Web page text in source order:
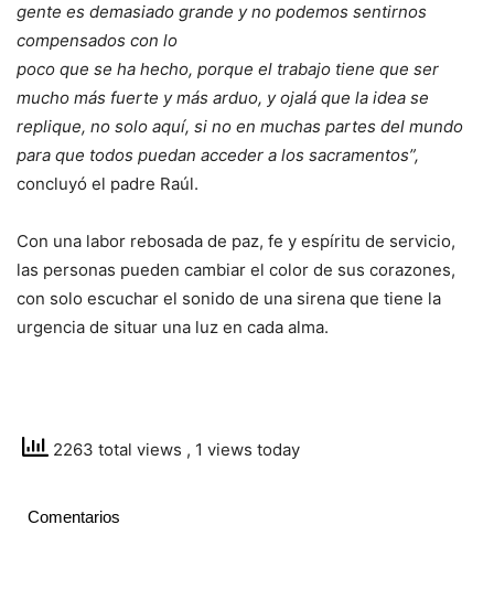
gente es demasiado grande y no podemos sentirnos
compensados con lo
poco que se ha hecho, porque el trabajo tiene que ser
mucho más fuerte y más arduo, y ojalá que la idea se
replique, no solo aquí, si no en muchas partes del mundo
para que todos puedan acceder a los sacramentos”,
concluyó el padre Raúl.
Con una labor rebosada de paz, fe y espíritu de servicio,
las personas pueden cambiar el color de sus corazones,
con solo escuchar el sonido de una sirena que tiene la
urgencia de situar una luz en cada alma.
2263 total views , 1 views today
Comentarios